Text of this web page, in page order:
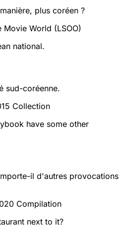
plus coréen ?
World (LSOO)
national.
sud-coréenne.
Collection
have some other
il d'autres provocations
Compilation
next to it?